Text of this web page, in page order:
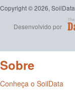
Copyright © 2026, SoilData
Desenvolvido por
Sobre
Conheça o SoilData